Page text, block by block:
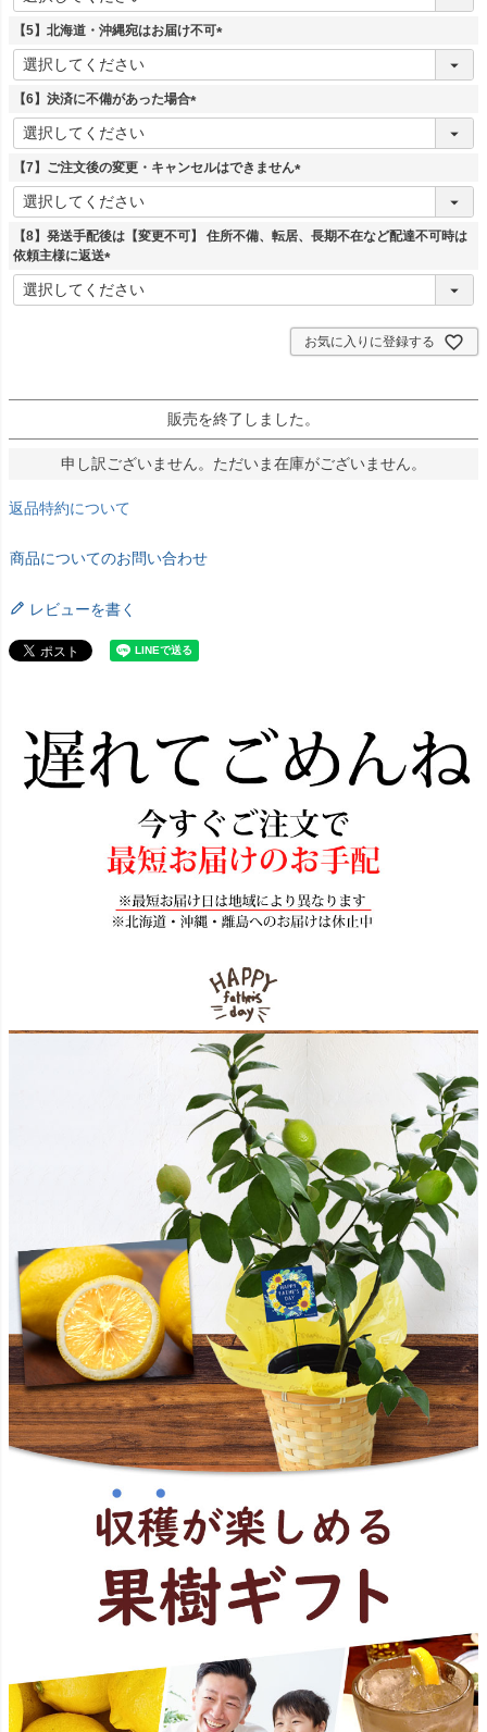
【5】北海道・沖縄宛はお届け不可
(
【6】決済に不備があった場合
(
須
【7】ご注文後の変更・キャンセルはできません
(
須
【8】発送手配後は【変更不可】 住所不備、転居、長期不在など配達不可時は
依頼主様に返送
(
必
お気に入りに登録する
販売を終了しました。
申し訳ございません。ただいま在庫がございません。
返品特約について
商品についてのお問い合わせ
レビューを書く